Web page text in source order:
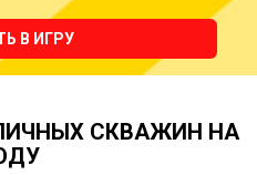
В ИГРУ
СКВАЖИН НА